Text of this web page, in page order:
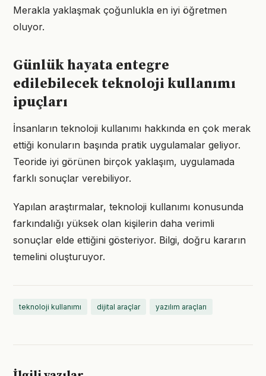
Merakla yaklaşmak çoğunlukla en iyi öğretmen
oluyor.
Günlük hayata entegre
edilebilecek teknoloji kullanımı
ipuçları
İnsanların teknoloji kullanımı hakkında en çok merak
ettiği konuların başında pratik uygulamalar geliyor.
Teoride iyi görünen birçok yaklaşım, uygulamada
farklı sonuçlar verebiliyor.
Yapılan araştırmalar, teknoloji kullanımı konusunda
farkındalığı yüksek olan kişilerin daha verimli
sonuçlar elde ettiğini gösteriyor. Bilgi, doğru kararın
temelini oluşturuyor.
teknoloji kullanımı dijital araçlar yazılım araçları